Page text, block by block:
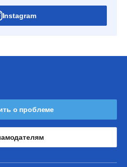
Instagram
о проблеме